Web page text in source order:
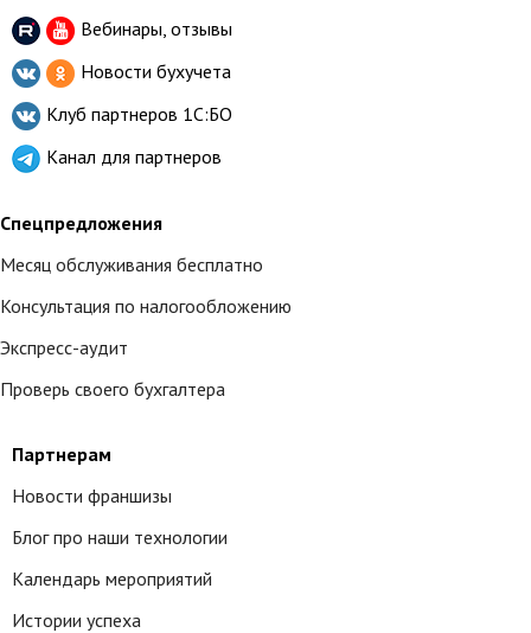
Вебинары, отзывы
Новости бухучета
Клуб партнеров 1С:БО
Канал для партнеров
Спецпредложения
Месяц обслуживания бесплатно
Консультация по налогообложению
Экспресс-аудит
Проверь своего бухгалтера
Партнерам
Новости франшизы
Блог про наши технологии
Календарь мероприятий
Истории успеха